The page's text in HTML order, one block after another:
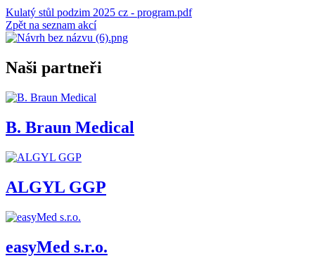
Kulatý stůl podzim 2025 cz - program.pdf
Zpět na seznam akcí
Naši partneři
B. Braun Medical
ALGYL GGP
easyMed s.r.o.